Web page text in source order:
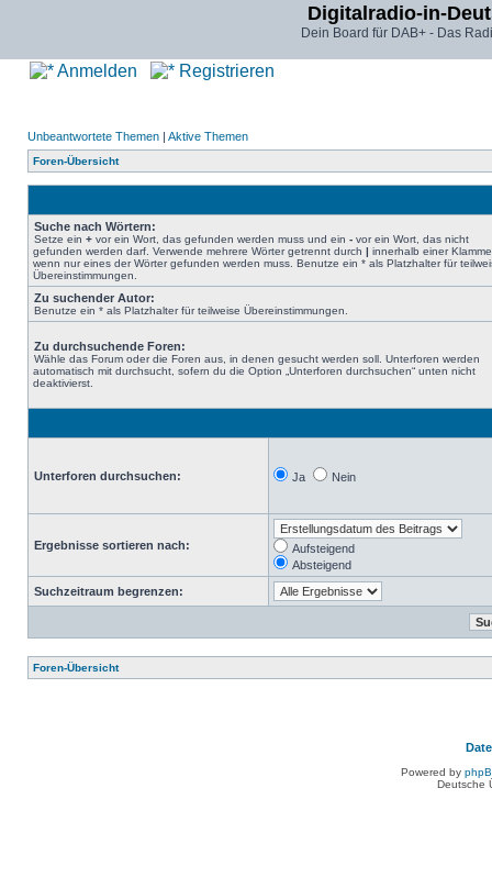
Digitalradio-in-
Dein Board für DAB+ - Das
Anmelden Registrieren
Unbeantwortete Themen | Aktive Themen
Foren-Übersicht
Suche nach Wörtern:
Setze ein + vor ein Wort, das gefunden werden muss und ein - vor ein Wort, das nicht
gefunden werden darf. Verwende mehrere Wörter getrennt durch | innerhalb einer
wenn nur eines der Wörter gefunden werden muss. Benutze ein * als Platzhalter für
Übereinstimmungen.
Zu suchender Autor:
Benutze ein * als Platzhalter für teilweise Übereinstimmungen.
Zu durchsuchende Foren:
Wähle das Forum oder die Foren aus, in denen gesucht werden soll. Unterforen werden
automatisch mit durchsucht, sofern du die Option „Unterforen durchsuchen“ unten nicht
deaktivierst.
Unterforen durchsuchen: Ja Nein
Ergebnisse sortieren nach:
Aufsteigend
Absteigend
Suchzeitraum begrenzen:
Foren-Übersicht
Powered by
Deutsche